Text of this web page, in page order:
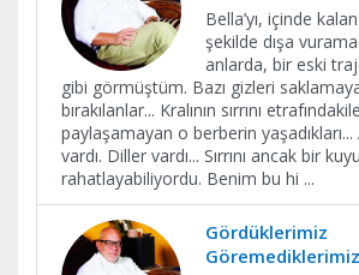
Bella’yı, içinde
şekilde dışa
anlarda, bir eski
gibi görmüştüm. Bazı gizleri
bırakılanlar... Kralının sırrını
paylaşamayan o berberin
vardı. Diller vardı... Sırrını ancak bir
rahatlayabiliyordu. Benim bu hi ...
Gördüklerimiz